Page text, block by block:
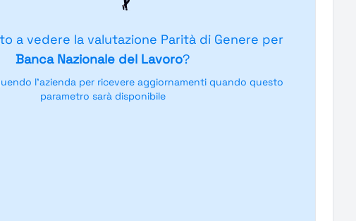
a vedere la valutazione Parità di Genere per
Banca Nazionale del Lavoro?
l'azienda per ricevere aggiornamenti quando questo
parametro sarà disponibile